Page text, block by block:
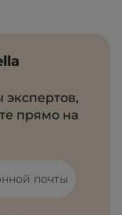
экспертов,
прямо на
почты